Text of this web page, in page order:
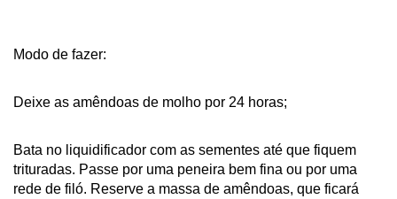
Modo de fazer:
Deixe as amêndoas de molho por 24 horas;
Bata no liquidificador com as sementes até que fiquem
trituradas. Passe por uma peneira bem fina ou por uma
rede de filó. Reserve a massa de amêndoas, que ficará